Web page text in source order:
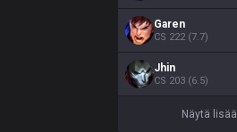
Garen
CS 222(7.7)
Jhin
CS 203 (6.5)
Näytä lisää